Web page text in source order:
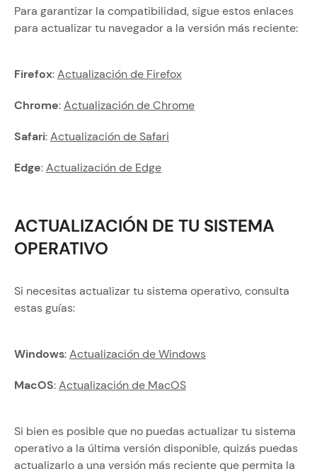
Para garantizar la compatibilidad, sigue estos enlaces
para actualizar tu navegador a la versión más reciente:
Firefox:Actualización de Firefox
Chrome:Actualización de Chrome
Safari:Actualización de Safari
Edge:Actualización de Edge
ACTUALIZACIÓN DE TU SISTEMA
OPERATIVO
Si necesitas actualizar tu sistema operativo, consulta
estas guías:
Windows:Actualización de Windows
MacOS:Actualización de MacOS
Si bien es posible que no puedas actualizar tu sistema
operativo a la última versión disponible, quizás puedas
actualizarlo a una versión más reciente que permita la